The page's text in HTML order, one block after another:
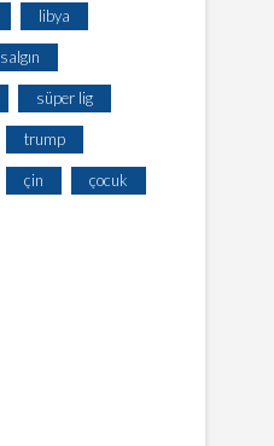
libya
salgın
süper lig
trump
çin çocuk